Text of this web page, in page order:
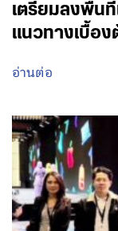
เตรียมลงพื้น
แนวทางเบื้อง
อ่านต่อ